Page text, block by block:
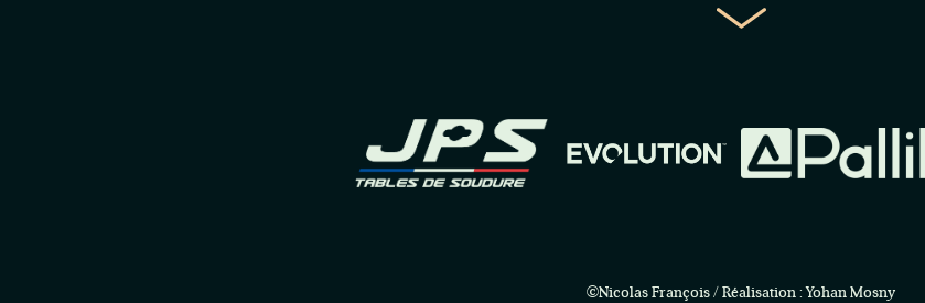
©Nicolas François / Réalisation : Yohan Mosny